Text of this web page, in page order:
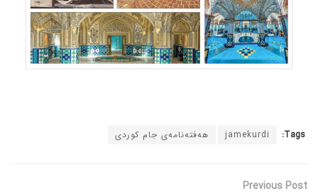
Tags:
jamekurdi هەفتەنامەی جام کوردی
Previous Post